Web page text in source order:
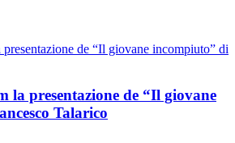
la presentazione de “Il giovane
Talarico